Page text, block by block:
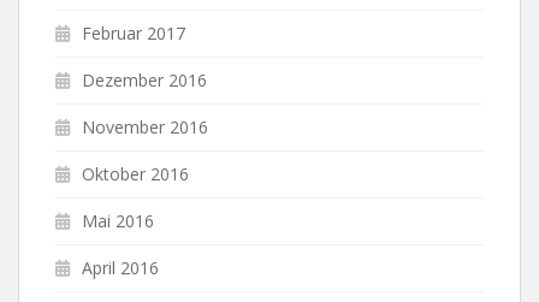
Februar 2017
Dezember 2016
November 2016
Oktober 2016
Mai 2016
April 2016